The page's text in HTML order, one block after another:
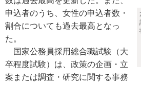
申込者のうち、女性の申込者数・
割合についても過去最高となっ
た。
国家公務員採用総合職試験（大
卒程度試験）は、政策の企画・立
案または調査・研究に関する事務